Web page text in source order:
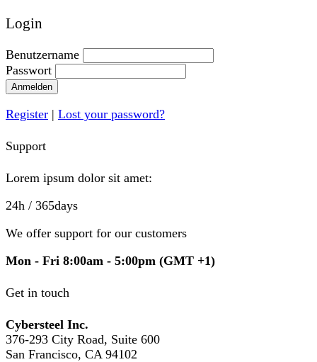
Login
Benutzername
Passwort
Anmelden
Register | Lost your password?
Support
Lorem ipsum dolor sit amet:
24h / 365days
We offer support for our customers
Mon - Fri 8:00am - 5:00pm (GMT +1)
Get in touch
Cybersteel Inc.
376-293 City Road, Suite 600
San Francisco, CA 94102